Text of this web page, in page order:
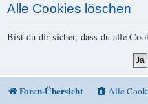
Alle Cookies löschen
Bist du dir sicher, dass du alle
Foren-Übersicht Alle